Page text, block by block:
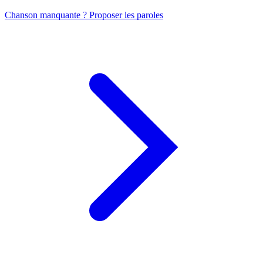
Chanson manquante ? Proposer les paroles